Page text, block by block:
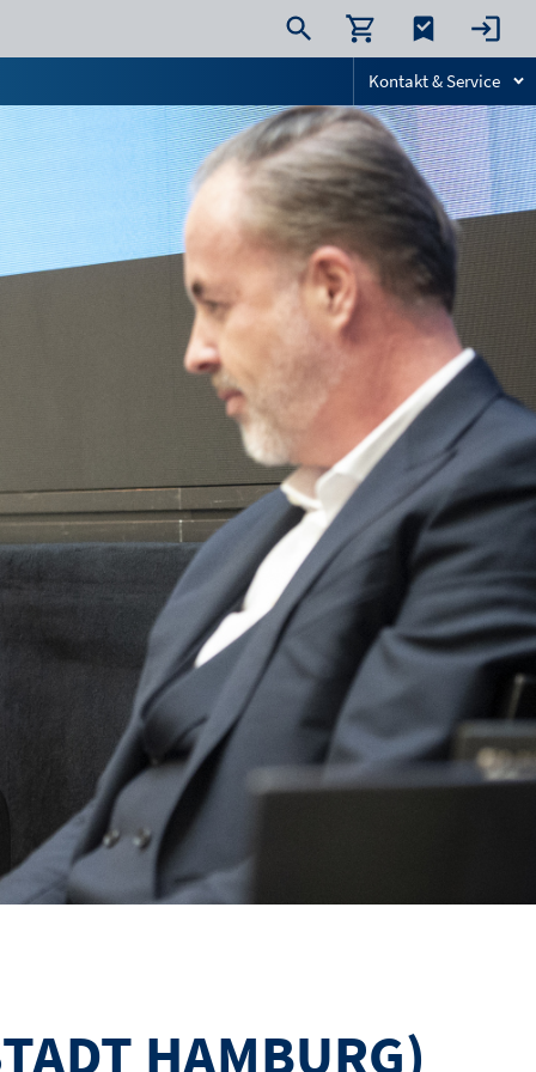
Kontakt & Service
HAMBURG)